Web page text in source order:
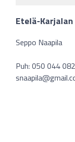
Etelä-
Seppo Naapila
Puh: 050 044